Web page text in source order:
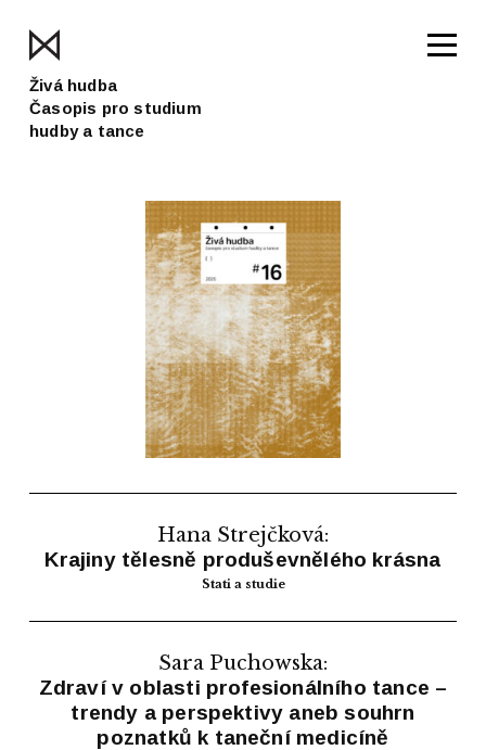
Živá hudba
Časopis pro studium
hudby a tance
Hana Strejčková:
Krajiny tělesně produševnělého krásna
Stati a studie
Sara Puchowska:
Zdraví v oblasti profesionálního tance –
trendy a perspektivy aneb souhrn
poznatků k taneční medicíně